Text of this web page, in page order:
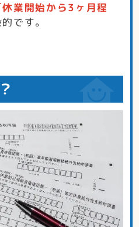
休業開始から3ヶ月程
です。